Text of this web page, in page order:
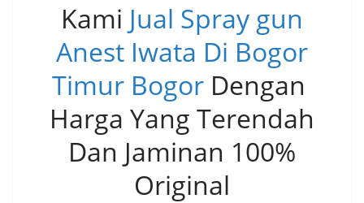
Kami Jual Spray gun
Anest Iwata Di Bogor
Timur Bogor Dengan
Harga Yang Terendah
Dan Jaminan 100%
Original